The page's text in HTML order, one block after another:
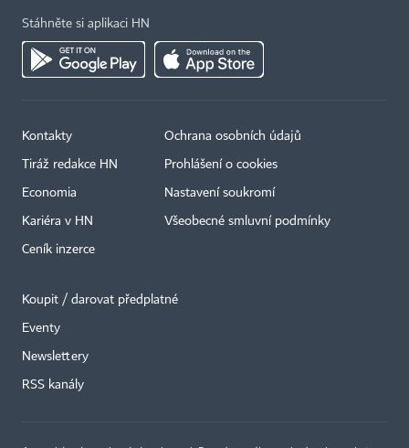
Stáhněte si aplikaci HN
Kontakty
Tiráž redakce HN
Economia
Kariéra v HN
Ceník inzerce
Ochrana osobních údajů
Prohlášení o cookies
Nastavení soukromí
Všeobecné smluvní podmínky
Koupit / darovat předplatné
Eventy
Newslettery
RSS kanály